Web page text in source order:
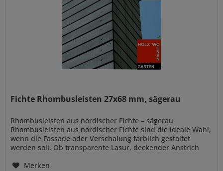
Fichte Rhombusleisten 27x68 mm, sägerau
Rhombusleisten aus nordischer Fichte – sägerau
Rhombusleisten aus nordischer Fichte sind die ideale Wahl,
wenn die Fassade oder Verschalung farblich gestaltet
werden soll. Ob transparente Lasur, deckender Anstrich
Merken